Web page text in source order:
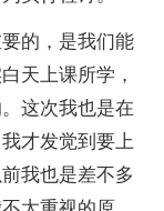
的，是我们能
天上课所学，
这次我也是在
才发觉到要上
我也是差不多